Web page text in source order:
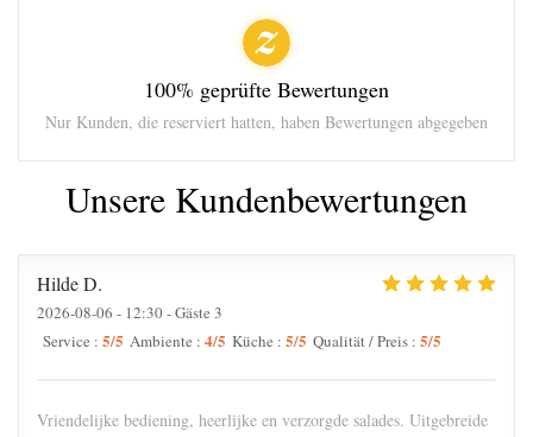
Unsere Kundenbewertungen
HildeD
2026-08-06 - 12:30 - Gäste 3
Service : 5/5 Ambiente : 4/5 Küche : 5/5 Qualität / Preis : 5/5
Vriendelijke bediening, heerlijke en verzorgde salades. Uitgebreide
100% geprüfte Bewertungen
Nur Kunden, die reserviert hatten, haben Bewertungen abgegeben